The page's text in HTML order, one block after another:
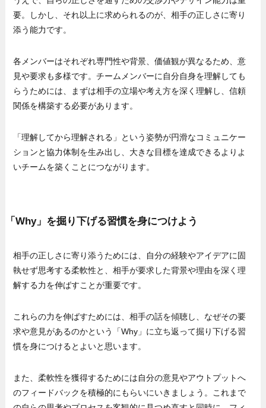
要。しかし、それ以上に求められるのが、相手の正しさに寄り
添う能力です。
各メンバーはそれぞれ専門性や背景、価値観が異なるため、意
見や要求も多様です。チームメンバーに自分自身を理解しても
らうためには、まずは相手の立場や考え方を深く理解し、信頼
関係を構築する必要があります。
「理解してから理解される」という姿勢が円滑なコミュニケー
ションと協力体制を生み出し、大きな目標を達成できるよりよ
いチームを築くことにつながります。
「Why」を掘り下げる習慣を身につけよう
相手の正しさに寄り添うためには、自分の経験やアイデアに固
執せず思考する柔軟性と、相手が要求した背景や理由を深く理
解する力を伸ばすことが重要です。
これらの力を伸ばすためには、相手の話を傾聴し、なぜその要
求や意見があるのかという「Why」に立ち返って掘り下げる習
慣を身につけるとよいと思います。
また、柔軟性を獲得するためには自分の意見やアウトプットへ
のフィードバックを積極的にもらいにいきましょう。これまで